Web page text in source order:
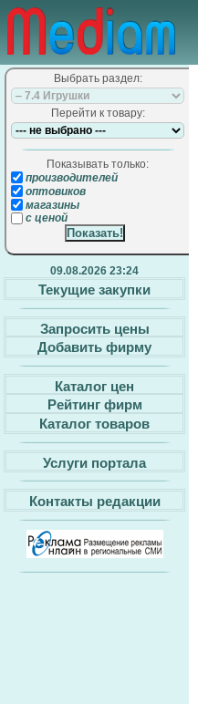
Выбрать раздел:
Перейти к товару:
Показывать только:
производителей
оптовиков
магазины
с ценой
09.08.2026 23:24
Текущие закупки
Запросить цены
Добавить фирму
Каталог цен
Рейтинг фирм
Каталог товаров
Услуги портала
Контакты редакции